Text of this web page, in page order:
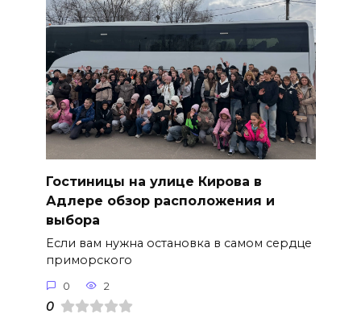
Гостиницы на улице Кирова в
Адлере обзор расположения и
выбора
Если вам нужна остановка в самом сердце
приморского
0 2
0